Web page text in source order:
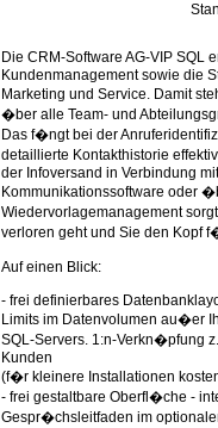
Die CRM-Software AG-VIP
Kundenmanagement sowie die
Marketing und Service. Damit
�ber alle Team- und
Das f�ngt bei der
detaillierte Kontakthistorie
der Infoversand in Verbindung
Kommunikationssoftware oder
Wiedervorlagemanagement
verloren geht und Sie den Kopf
Auf einen Blick:
- frei definierbares
Limits im Datenvolumen au�er
SQL-Servers. 1:n-Verkn�pfung
Kunden
(f�r kleinere Installationen
- frei gestaltbare Oberfl�che -
Gespr�chsleitfaden im